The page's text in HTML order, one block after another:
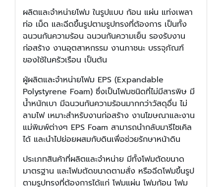
ผลิตและจำหน่ายโฟม ในรูปแบบ ก้อน แผ่น แท่งเพลา
ท่อ เม็ด และฉีดขึ้นรูปตามรูปทรงที่ต้องการ เป็นทั้ง
ฉนวนกันความร้อน ฉนวนกันความเย็น รองรับงาน
ก่อสร้าง งานอุตสาหกรรม งานภาชนะ บรรจุภัณฑ์
ของใช้ในครัวเรือน เป็นต้น
ผู้ผลิตและจำหน่ายโฟม EPS (Expandable
Polystyrene Foam) ซึ่งเป็นโฟมชนิดที่ไม่มีสารพิษ มี
น้ำหนักเบา มีฉนวนกันความร้อนมากกว่าวัสดุอื่น ไม่
ลามไฟ เหมาะสำหรับงานก่อสร้าง งานโฆษณาและงาน
แม่พิมพ์ต่างๆ EPS Foam สามารถนำกลับมารีไซเคิล
ได้ และนำไปย่อยผสมกับดินเพื่อช่วยรักษาหน้าดิน
ประเภทสินค้าที่ผลิตและจำหน่าย มีทั้งโฟมตัดขนาด
มาตรฐาน และโฟมตัดขนาดตามสั่ง หรือฉีดโฟมขึ้นรูป
ตามรูปทรงที่ต้องการได้แก่ โฟมแผ่น โฟมก้อน โฟม